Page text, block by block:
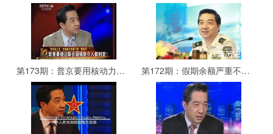
第173期：普京要用核动力巡航导弹全球打击，这事儿靠谱儿吗？ 第172期：假期余额严重不足且充值无效时~ 来找局座玩耍吧~